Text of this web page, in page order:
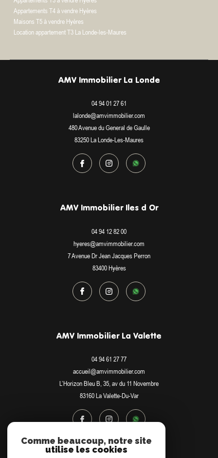
Appartements T4 à vendre Hyères
Maisons T5 à vendre Hyères
Location appartement T3 La Londe-les-Maures
AMV Immobilier La Londe
04 94 01 27 61
lalonde@amvimmobilier.com
480 Avenue du General de Gaulle
83250 La Londe-Les-Maures
AMV Immobilier Iles d Or
04 94 12 82 00
hyeres@amvimmobilier.com
7 Avenue Dr Jean Jacques Perron
83400
Hyères
AMV Immobilier La Valette
04 94 61 27 77
accueil@amvimmobilier.com
L’Horizon Bleu B, 35, av du 11 Novembre
83160 La Valette-Du-Var
Comme beaucoup, notre site
utilise les cookies